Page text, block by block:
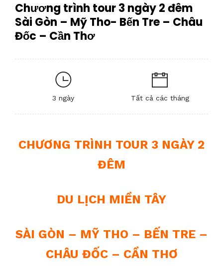
Chương trình tour 3 ngày 2 đêm
Sài Gòn – Mỹ Tho- Bến Tre – Châu
Đốc – Cần Thơ
3 ngày Tất cả các tháng
CHƯƠNG TRÌNH TOUR 3 NGÀY 2
ĐÊM
DU LỊCH MIỀN TÂY
SÀI GÒN – MỸ THO – BẾN TRE –
CHÂU ĐỐC – CẦN THƠ